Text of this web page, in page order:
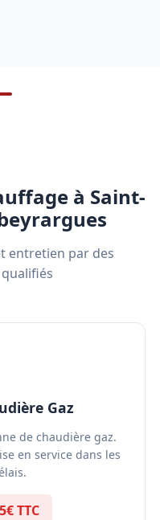
à Saint-
entretien par des
Gaz
de chaudière gaz.
en service dans les
TTC